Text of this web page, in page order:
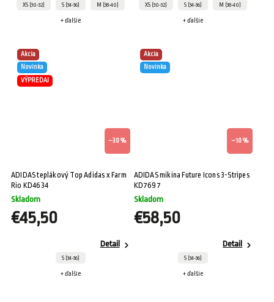
XS (30-32) S (34-36) M (38-40)
+ ďalšie
XS (30-32) S (34-36) M (38-40)
+ ďalšie
Akcia
Novinka
VÝPREDAJ
–30 %
ADIDAS teplákový Top Adidas x Farm
Rio KD4634
Skladom
€45,50
Detail
S (34-36)
+ ďalšie
Akcia
Novinka
–10 %
ADIDAS mikina Future Icons 3-Stripes
KD7697
Skladom
€58,50
Detail
S (34-36)
+ ďalšie